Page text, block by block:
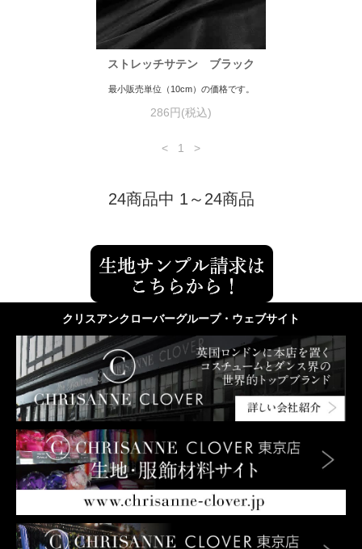
ストレッチサテン ブラック
最小販売単位（10cm）の価格です。
286円(税込)
< 1 >
24商品中 1～24商品
クリスアンクローバーグループ・ウェブサイト